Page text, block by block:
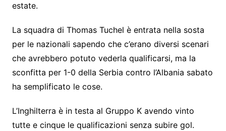
estate.
La squadra di Thomas Tuchel è entrata nella sosta
per le nazionali sapendo che c’erano diversi scenari
che avrebbero potuto vederla qualificarsi, ma la
sconfitta per 1-0 della Serbia contro l’Albania sabato
ha semplificato le cose.
L’Inghilterra è in testa al Gruppo K avendo vinto
tutte e cinque le qualificazioni senza subire gol.